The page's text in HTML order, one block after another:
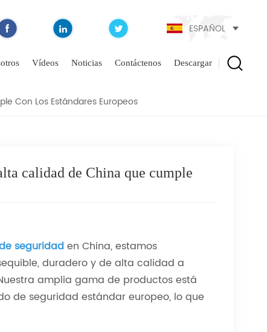
ESPAÑOL
Vídeos Noticias Contáctenos Descargar
Y DE ALTA CALIDAD
EUROPEOS
Con Los Estándares Europeos
calidad de China que cumple
seguridaden China, estamos
duradero y de alta calidad a
amplia gama de productos está
de seguridad estándar europeo, lo que